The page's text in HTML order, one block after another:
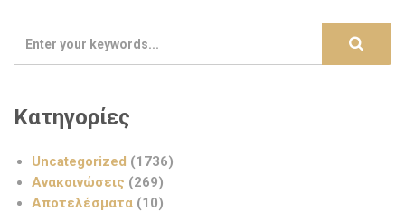
Κατηγορίες
Uncategorized (1736)
Ανακοινώσεις (269)
Αποτελέσματα (10)